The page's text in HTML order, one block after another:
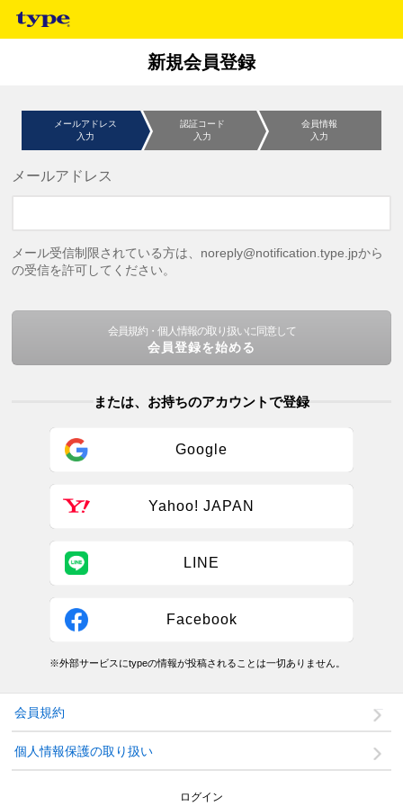
新規会員登録
メールアドレス
入力
認証コード
入力
会員情報
入力
メールアドレス
メール受信制限されている方は、noreply@notification.type.jpから
の受信を許可してください。
会員規約・個人情報の取り扱いに同意して
会員登録を始める
または、お持ちのアカウントで登録
Google
Yahoo! JAPAN
LINE
Facebook
※外部サービスにtypeの情報が投稿されることは一切ありません。
会員規約
個人情報保護の取り扱い
ログイン